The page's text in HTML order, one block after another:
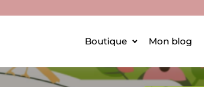
Boutique Mon blog